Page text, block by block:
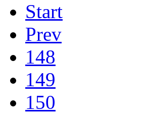
Start
Prev
148
149
150